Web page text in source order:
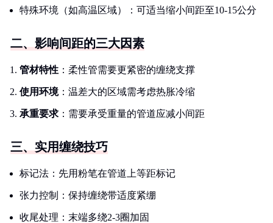
特殊环境（如高温区域）：可适当缩小间距至10-15公分
二、影响间距的三大因素
管材特性 ：柔性管需要更紧密的缠绕支撑
使用环境：温差大的区域需考虑热胀冷缩
承重要求 ：需要承受重量的管道应减小间距
三、实用缠绕技巧
标记法：先用粉笔在管道上等距标记
张力控制：保持缠绕带适度紧绷
收尾处理：末端多绕2-3圈加固